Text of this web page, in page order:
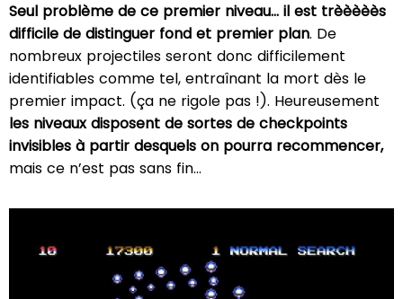
Seul problème de ce premier niveau… il est trèèèèès
difficile de distinguer fond et premier plan. De
nombreux projectiles seront donc difficilement
identifiables comme tel, entraînant la mort dès le
premier impact. (ça ne rigole pas !). Heureusement
les niveaux disposent de sortes de checkpoints
invisibles à partir desquels on pourra recommencer,
mais ce n’est pas sans fin…